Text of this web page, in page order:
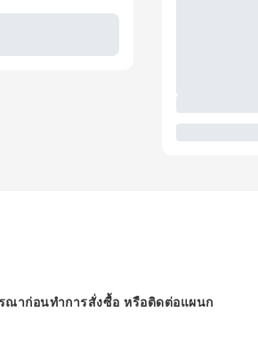
าก่อนทำการสั่งซื้อ หรือติดต่อแผนก